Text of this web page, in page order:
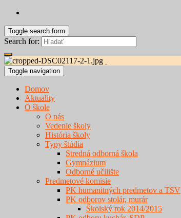
Toggle search form
Search for:
Toggle navigation
Domov
Aktuality
O škole
O nás
Vedenie školy
História školy
Typy štúdia
Stredná odborná škola
Gymnázium
Odborné učilište
Predmetové komisie
PK humanitných predmetov a TSV
PK odborov stolár, murár
Školský rok 2014/2015